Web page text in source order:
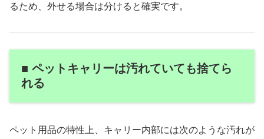
るため、外せる場合は分けると確実です。
■ ペットキャリーは汚れていても捨てら
れる
ペット用品の特性上、キャリー内部には次のような汚れが